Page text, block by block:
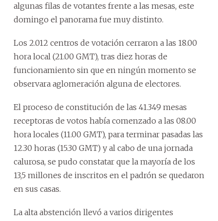
algunas filas de votantes frente a las mesas, este
domingo el panorama fue muy distinto.
Los 2.012 centros de votación cerraron a las 18.00
hora local (21.00 GMT), tras diez horas de
funcionamiento sin que en ningún momento se
observara aglomeración alguna de electores.
El proceso de constitución de las 41.349 mesas
receptoras de votos había comenzado a las 08.00
hora locales (11.00 GMT), para terminar pasadas las
12.30 horas (15.30 GMT) y al cabo de una jornada
calurosa, se pudo constatar que la mayoría de los
13,5 millones de inscritos en el padrón se quedaron
en sus casas.
La alta abstención llevó a varios dirigentes